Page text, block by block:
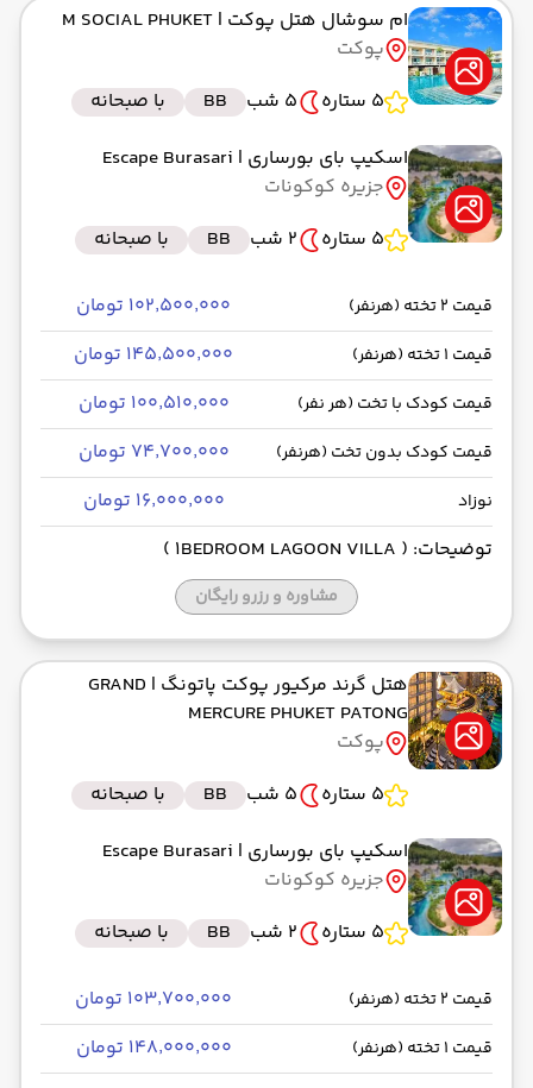
ام سوشال هتل پوکت | M SOCIAL PHUKET
پوکت
5 ستاره
5 شب BB
با صبحانه
اسکیپ بای بورساری | Escape Burasari
جزیره کوکونات
5 ستاره
2 شب BB با صبحانه
قیمت 2 تخته (هرنفر) ۱۰۲٬۵۰۰٬۰۰۰ تومان
قیمت 1 تخته (هرنفر) ۱۴۵٬۵۰۰٬۰۰۰ تومان
قیمت کودک با تخت (هر نفر) ۱۰۰٬۵۱۰٬۰۰۰ تومان
قیمت کودک بدون تخت (هرنفر) ۷۴٬۷۰۰٬۰۰۰ تومان
نوزاد
۱۶٬۰۰۰٬۰۰۰ تومان
توضیحات: ( 1BEDROOM LAGOON VILLA )
مشاوره و رزرو رایگان
هتل گرند مرکیور پوکت پاتونگ | GRAND
MERCURE PHUKET PATONG
پوکت
5 ستاره
5 شب BB
با صبحانه
اسکیپ بای بورساری | Escape Burasari
جزیره کوکونات
5 ستاره
2 شب BB با صبحانه
قیمت 2 تخته (هرنفر) ۱۰۳٬۷۰۰٬۰۰۰ تومان
قیمت 1 تخته (هرنفر) ۱۴۸٬۰۰۰٬۰۰۰ تومان